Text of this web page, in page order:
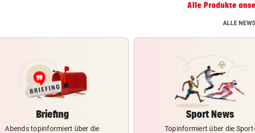
Alle Produkte
ALLE
Briefing
Abends topinformiert über die
Sport News
Topinformiert über die Sport-